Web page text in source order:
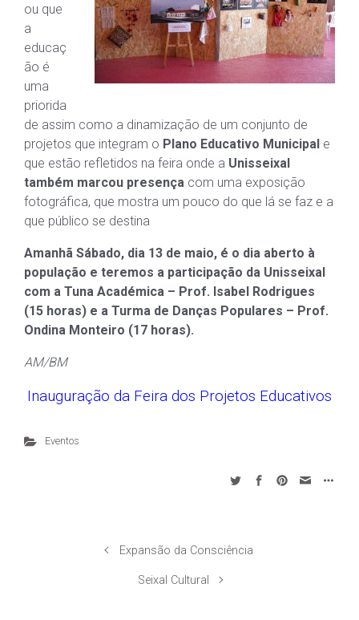
ou que
a
educaç
ão é
uma
priorida
de assim como a dinamização de um conjunto de
projetos que integram o Plano Educativo Municipal e
que estão refletidos na feira onde a Unisseixal
também marcou presença com uma exposição
fotográfica, que mostra um pouco do que lá se faz e a
que público se destina
Amanhã Sábado, dia 13 de maio, é o dia aberto à
população e teremos a participação da Unisseixal
com a Tuna Académica – Prof. Isabel Rodrigues
(15 horas) e a Turma de Danças Populares – Prof.
Ondina Monteiro (17 horas).
AM/BM
Inauguração da Feira dos Projetos Educativos
Eventos
Expansão da Consciência
Seixal Cultural